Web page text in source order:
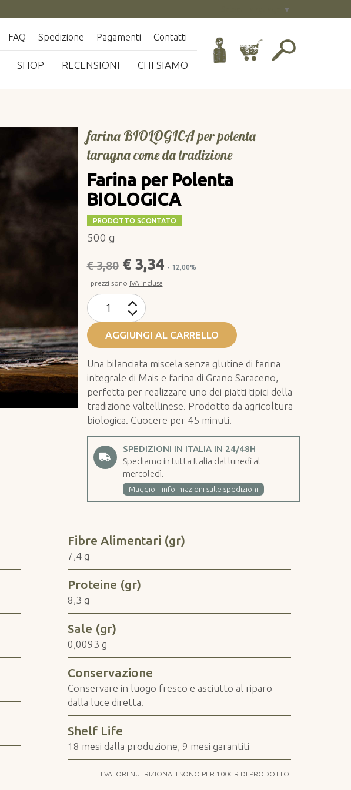
▼
FAQ Spedizione Pagamenti Contatti
SHOP RECENSIONI CHI SIAMO
farina BIOLOGICA per polenta
taragna come da tradizione
Farina per Polenta
BIOLOGICA
PRODOTTO SCONTATO
500 g
€ 3,80 € 3,34 - 12,00%
I prezzi sono IVA inclusa
AGGIUNGI AL CARRELLO
Una bilanciata miscela senza glutine di farina
integrale di Mais e farina di Grano Saraceno,
perfetta per realizzare uno dei piatti tipici della
tradizione valtellinese. Prodotto da agricoltura
biologica. Cuocere per 45 minuti.
SPEDIZIONI IN ITALIA IN 24/48H
Spediamo in tutta Italia dal lunedì al
mercoledì.
Maggiori informazioni sulle spedizioni
Fibre Alimentari (gr)
7,4 g
Proteine (gr)
8,3 g
Sale (gr)
0,0093 g
Conservazione
Conservare in luogo fresco e asciutto al riparo
dalla luce diretta.
Shelf Life
18 mesi dalla produzione, 9 mesi garantiti
I VALORI NUTRIZIONALI SONO PER 100GR DI PRODOTTO.